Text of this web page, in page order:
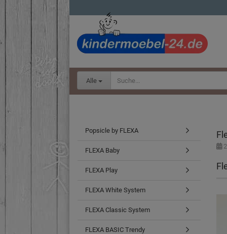
Alle
Popsicle by FLEXA
FLEXA Baby
FLEXA Play
FLEXA White System
FLEXA Classic System
FLEXA BASIC Trendy